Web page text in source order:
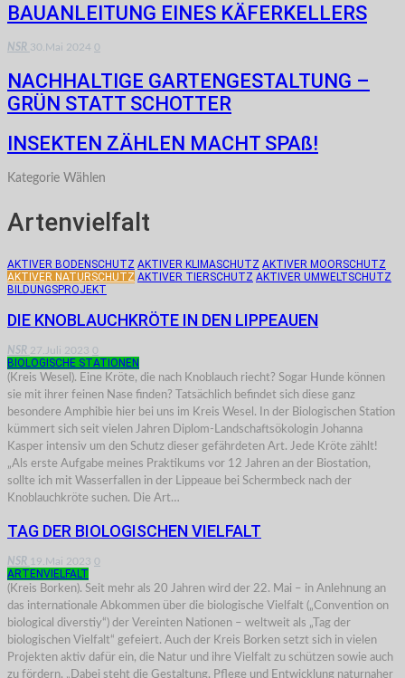
BAUANLEITUNG EINES KÄFERKELLERS
NSR 30.Mai 2024 0
NACHHALTIGE GARTENGESTALTUNG –
GRÜN STATT SCHOTTER
INSEKTEN ZÄHLEN MACHT SPAß!
Kategorie Wählen
Artenvielfalt
AKTIVER BODENSCHUTZ AKTIVER KLIMASCHUTZ AKTIVER MOORSCHUTZ
AKTIVER NATURSCHUTZ AKTIVER TIERSCHUTZ AKTIVER UMWELTSCHUTZ
BILDUNGSPROJEKT
DIE KNOBLAUCHKRÖTE IN DEN LIPPEAUEN
NSR 27.Juli 2023 0
BIOLOGISCHE STATIONEN
(Kreis Wesel). Eine Kröte, die nach Knoblauch riecht? Sogar Hunde können
sie mit ihrer feinen Nase finden? Tatsächlich befindet sich diese ganz
besondere Amphibie hier bei uns im Kreis Wesel. In der Biologischen Station
kümmert sich seit vielen Jahren Diplom-Landschaftsökologin Johanna
Kasper intensiv um den Schutz dieser gefährdeten Art. Jede Kröte zählt!
„Als erste Aufgabe meines Praktikums vor 12 Jahren an der Biostation,
sollte ich mit Wasserfallen in der Lippeaue bei Schermbeck nach der
Knoblauchkröte suchen. Die Art…
TAG DER BIOLOGISCHEN VIELFALT
NSR 19.Mai 2023 0
ARTENVIELFALT
(Kreis Borken). Seit mehr als 20 Jahren wird der 22. Mai – in Anlehnung an
das internationale Abkommen über die biologische Vielfalt („Convention on
biological diverstiy“) der Vereinten Nationen – weltweit als „Tag der
biologischen Vielfalt“ gefeiert. Auch der Kreis Borken setzt sich in vielen
Projekten aktiv dafür ein, die Natur und ihre Vielfalt zu schützen sowie auch
zu fördern. „Dabei steht die Gestaltung, Pflege und Entwicklung naturnaher